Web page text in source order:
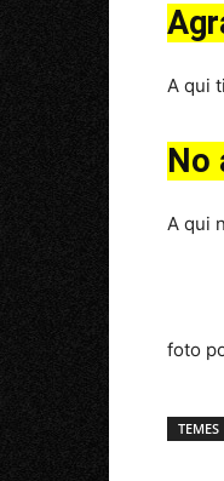
A qui
No
A qui
foto
TEMES